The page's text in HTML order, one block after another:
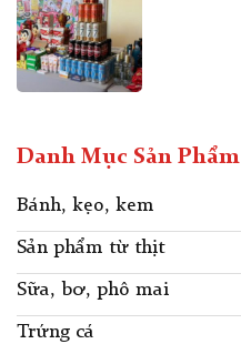
Danh Mục Sản Phẩm
Bánh, kẹo, kem
Sản phẩm từ thịt
Sữa, bơ, phô mai
Trứng cá